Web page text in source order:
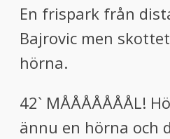
En frispark från
Bajrovic men
hörna.
42` MÅÅÅÅÅÅÅL!
ännu en hörna och